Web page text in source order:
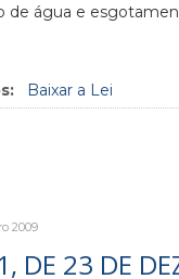
de água e
Baixar a Lei
2009
DE 23 DE